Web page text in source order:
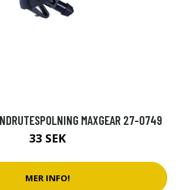
MAXGEAR 27-0749
33 SEK
MER INFO!